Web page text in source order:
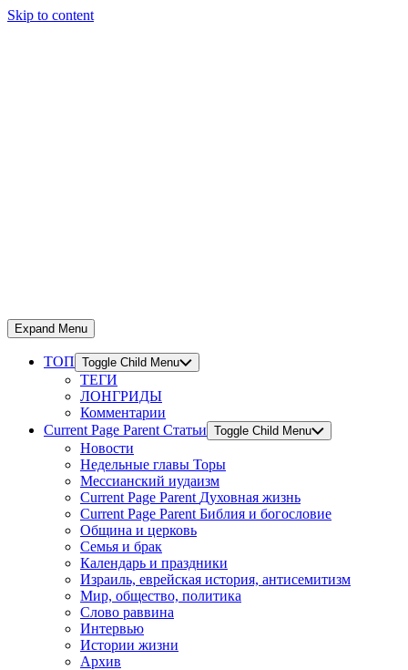
Skip to content
Expand Menu
ТОП Toggle Child Menu
ТЕГИ
ЛОНГРИДЫ
Комментарии
Current Page Parent Статьи Toggle Child Menu
Новости
Недельные главы Торы
Мессианский иудаизм
Current Page Parent Духовная жизнь
Current Page Parent Библия и богословие
Община и церковь
Семья и брак
Календарь и праздники
Израиль, еврейская история, антисемитизм
Мир, общество, политика
Слово раввина
Интервью
Истории жизни
Архив